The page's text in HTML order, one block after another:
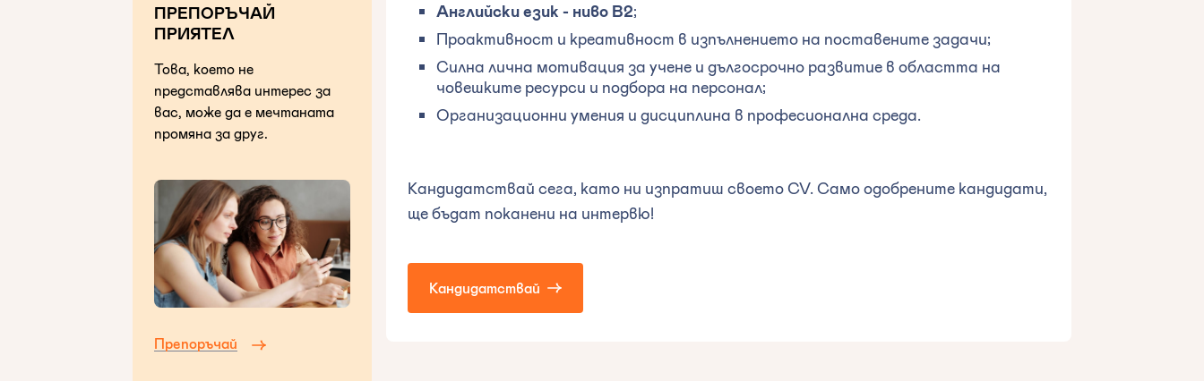
ПРЕПОРЪЧАЙ
ПРИЯТЕЛ
Това, което не
представлява интерес за
вас, може да е мечтаната
промяна за друг.
Препоръчай
Английски език - ниво В2;
Проактивност и креативност в изпълнението на поставените задачи;
Силна лична мотивация за учене и дългосрочно развитие в областта на
човешките ресурси и подбора на персонал;
Организационни умения и дисциплина в професионална среда.
Кандидатствай сега, като ни изпратиш своето CV. Само одобрените кандидати,
ще бъдат поканени на интервю!
Кандидатствай